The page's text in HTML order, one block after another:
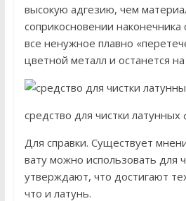
высокую адгезию, чем
соприкосновении наконечника
все ненужное плавно
цветной металл и останется
средство для чистки латунных
Для справки. Существует
вату можно использовать для
утверждают, что достигают
что и латунь.